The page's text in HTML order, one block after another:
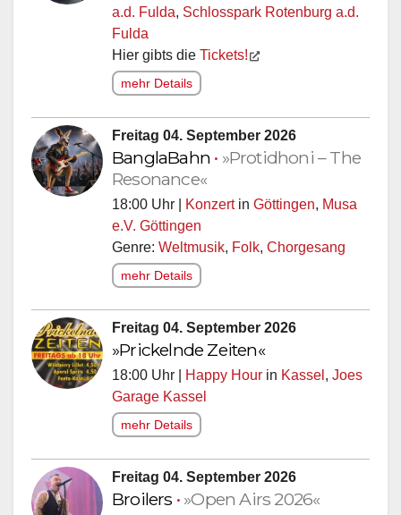
a.d. Fulda, Schlosspark Rotenburg a.d.
Fulda
Hier gibts die Tickets!
mehr Details
Freitag 04. September 2026
BanglaBahn • »Protidhoni – The
Resonance«
18:00 Uhr | Konzertin Göttingen, Musa
e.V. Göttingen
Genre: Weltmusik, Folk, Chorgesang
mehr Details
Freitag 04. September 2026
»Prickelnde Zeiten«
18:00 Uhr | Happy Hour in Kassel , Joes
Garage Kassel
mehr Details
Freitag 04. September 2026
Broilers • »Open Airs 2026«